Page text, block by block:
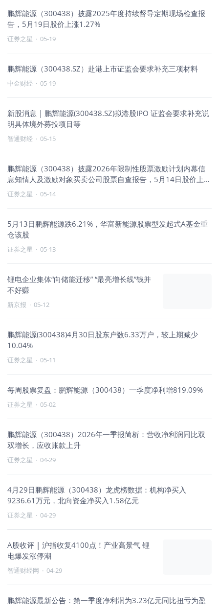
鹏辉能源（300438）披露2025年度持续督导定期现场检查报
告，5月19日股价上涨1.27%
证券之星 · 05-19
鹏辉能源（300438.SZ）赴港上市证监会要求补充三项材料
中金财经 · 05-19
新股消息 | 鹏辉能源(300438.SZ)拟港股IPO 证监会要求补充说
明具体境外募投项目等
智通财经 · 05-15
鹏辉能源（300438）披露2026年限制性股票激励计划内幕信
息知情人及激励对象买卖公司股票自查报告，5月14日股价上涨
0.47%
证券之星 · 05-14
5月13日鹏辉能源跌6.21%，华富新能源股票型发起式A基金重
仓该股
证券之星 · 05-13
锂电企业集体“向储能迁移” “最亮增长线”钱并
不好赚
新京报 · 05-12
鹏辉能源(300438)4月30日股东户数6.33万户，较上期减少
10.04%
证券之星 · 05-11
每周股票复盘：鹏辉能源（300438）一季度净利增819.09%
证券之星 · 05-02
鹏辉能源（300438）2026年一季报简析：营收净利润同比双
双增长，应收账款上升
证券之星 · 04-29
4月29日鹏辉能源（300438）龙虎榜数据：机构净买入
9236.61万元，北向资金净买入1.58亿元
证券之星 · 04-29
A股收评 | 沪指收复4100点！产业高景气 锂
电爆发涨停潮
智通财经网 · 04-29
鹏辉能源最新公告：第一季度净利润为3.23亿元同比扭亏为盈